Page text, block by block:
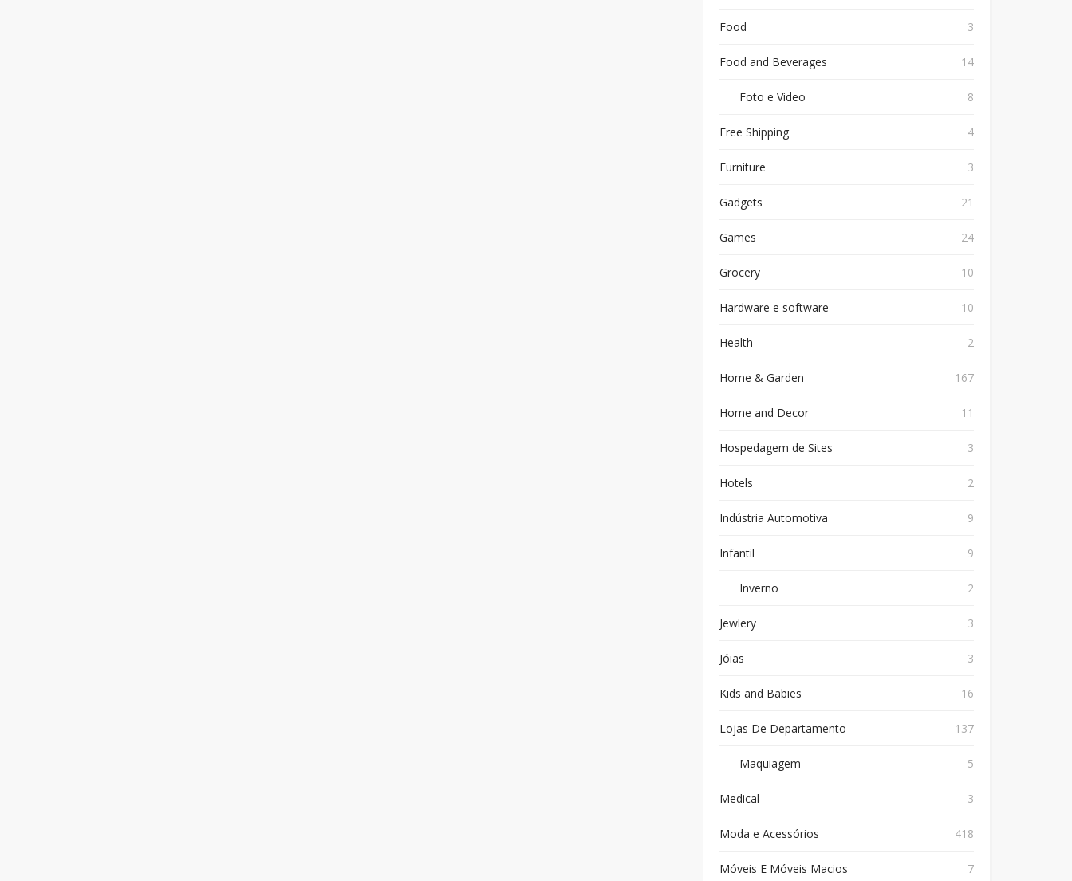
Food 3
Food and Beverages 14
Foto e Video 8
Free Shipping 4
Furniture 3
Gadgets 21
Games 24
Grocery 10
Hardware e software 10
Health 2
Home & Garden 167
Home and Decor 11
Hospedagem de Sites 3
Hotels 2
Indústria Automotiva 9
Infantil 9
Inverno 2
Jewlery 3
Jóias 3
Kids and Babies 16
Lojas De Departamento 137
Maquiagem 5
Medical 3
Moda e Acessórios 418
Móveis E Móveis Macios 7